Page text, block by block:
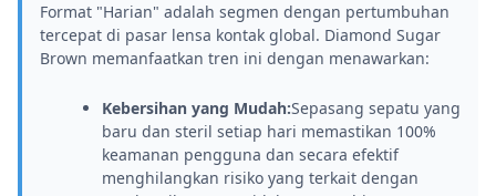
Format "Harian" adalah segmen dengan pertumbuhan
tercepat di pasar lensa kontak global. Diamond Sugar
Brown memanfaatkan tren ini dengan menawarkan:
Kebersihan yang Mudah:Sepasang sepatu yang
baru dan steril setiap hari memastikan 100%
keamanan pengguna dan secara efektif
menghilangkan risiko yang terkait dengan